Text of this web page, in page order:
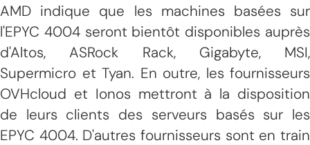
AMD indique que les machines basées sur
l'EPYC 4004 seront bientôt disponibles auprès
d'Altos, ASRock Rack, Gigabyte, MSI,
Supermicro et Tyan. En outre, les fournisseurs
OVHcloud et Ionos mettront à la disposition
de leurs clients des serveurs basés sur les
EPYC 4004. D'autres fournisseurs sont en train